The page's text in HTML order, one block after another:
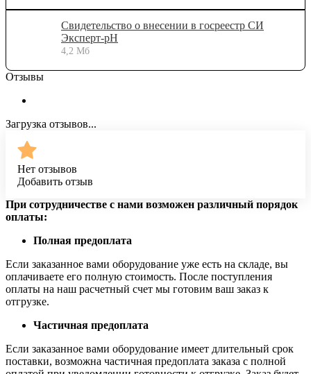
Свидетельство о внесении в госреестр СИ
Эксперт-рН
4,2 Мб
Отзывы
Загрузка отзывов...
Нет отзывов
Добавить отзыв
При сотрудничестве с нами возможен различный порядок
оплаты:
Полная предоплата
Если заказанное вами оборудование уже есть на складе, вы
оплачиваете его полную стоимость. После поступления
оплаты на наш расчетный счет мы готовим ваш заказ к
отгрузке.
Частичная предоплата
Если заказанное вами оборудование имеет длительный срок
поставки, возможна частичная предоплата заказа с полной